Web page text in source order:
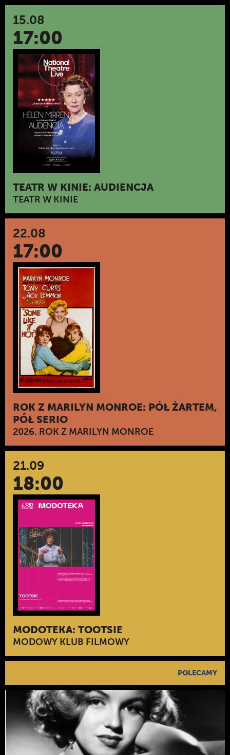
15.08
17:00
TEATR W KINIE: AUDIENCJA
TEATR W KINIE
22.08
17:00
ROK Z MARILYN MONROE: PÓŁ ŻARTEM,
PÓŁ SERIO
2026. ROK Z MARILYN MONROE
21.09
18:00
MODOTEKA: TOOTSIE
MODOWY KLUB FILMOWY
POLECAMY